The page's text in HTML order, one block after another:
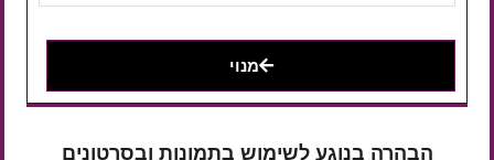
מנוי
הבהרה בנוגע לשימוש בתמונות ובסרטונים